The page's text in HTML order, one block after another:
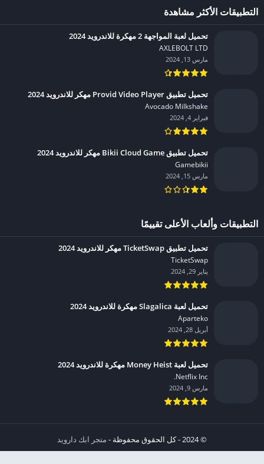
التطبيقات الأكثر مشاهدة
تحميل لعبة المواجهة 2 مهكرة للاندرويد 2024
AXLEBOLT LTD‏
مارس 13, 2024
تحميل تطبيق Provid Video Player مهكر للاندرويد 2024
Avocado Milkshake‏
فبراير 4, 2024
تحميل تطبيق Bikii Cloud Game مهكر للاندرويد 2024
Gamebikii‏
مارس 15, 2024
التطبيقات وألعاب الأعلى تقييمًا
تحميل تطبيق TicketSwap مهكر للاندرويد 2024
TicketSwap‏
يناير 29, 2024
تحميل لعبة Slagalica مهكرة للاندرويد 2024
Aparteko‏
أبريل 28, 2024
تحميل لعبة Money Heist مهكرة للاندرويد 2024
Netflix Inc.‏
مارس 9, 2024
© 2024 - كل الحقوق محفوظة -
متجر ابك دارويد